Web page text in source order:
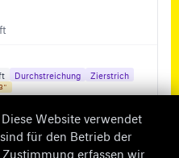
Durchstreichung Zierstrich
Website verwendet
für den Betrieb der
erfassen wir